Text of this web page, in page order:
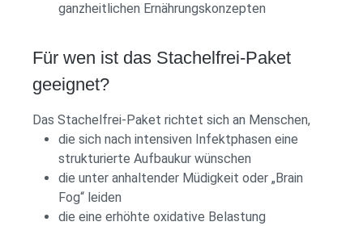
ganzheitlichen Ernährungskonzepten
Für wen ist das Stachelfrei-Paket
geeignet?
Das Stachelfrei-Paket richtet sich an Menschen,
die sich nach intensiven Infektphasen eine
strukturierte Aufbaukur wünschen
die unter anhaltender Müdigkeit oder „Brain
Fog“ leiden
die eine erhöhte oxidative Belastung